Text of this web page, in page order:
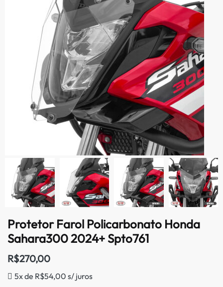
Protetor Farol Policarbonato Honda
Sahara300 2024+ Spto761
R$270,00
5x de R$54,00 s/ juros